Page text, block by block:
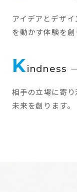
アイデアとデザ
を動かす体験を創
Kindness
相手の立場に寄
未来を創ります。